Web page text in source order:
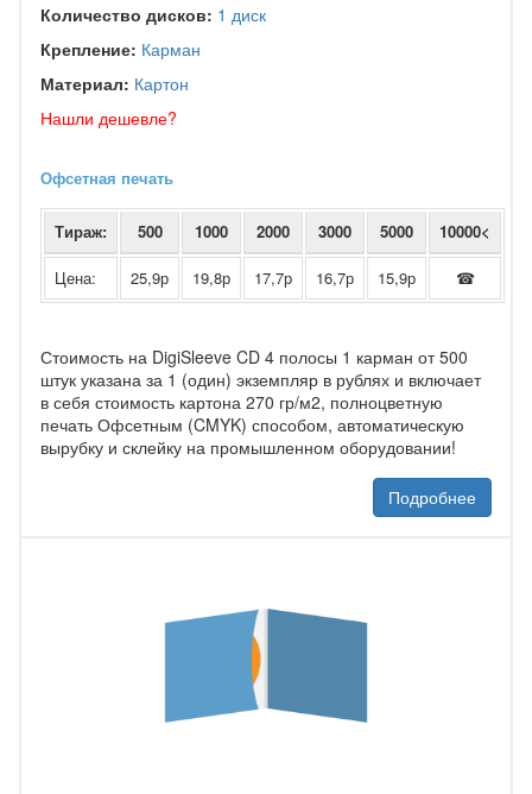
Количество дисков: 1 диск
Крепление: Карман
Материал: Картон
Нашли дешевле?
Офсетная печать
Тираж: 500 1000 2000 3000 5000 10000<
Цена: 25,9р 19,8р 17,7р 16,7р 15,9р ☎
Стоимость на DigiSleeve CD 4 полосы 1 карман от 500
штук указана за 1 (один) экземпляр в рублях и включает
в себя стоимость картона 270 гр/м2, полноцветную
печать Офсетным (CMYK) способом, автоматическую
вырубку и склейку на промышленном оборудовании!
Подробнее